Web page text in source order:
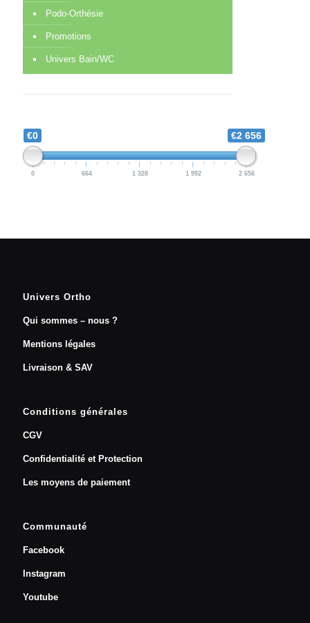
Podo-Orthésie
Promotions
Univers Bain/WC
€0 €2 656
0 664 1 328 1 992 2 656
Univers Ortho
Qui sommes – nous ?
Mentions légales
Livraison & SAV
Conditions générales
CGV
Confidentialité et Protection
Les moyens de paiement
Communauté
Facebook
Instagram
Youtube